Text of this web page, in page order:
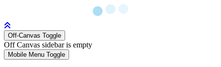
Off-Canvas Toggle
Off Canvas sidebar is empty
Mobile Menu Toggle